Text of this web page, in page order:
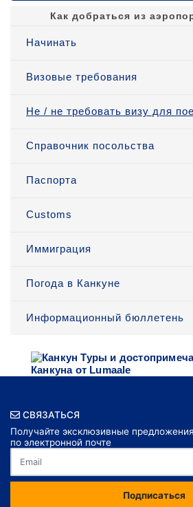
Как добраться из
Начинать
Визовые требования
Не / не требовать визу для
Справочник посольства
Паспорта
Customs
Иммиграция
Погода в Канкуне
Информационный бюллетень
СВЯЗАТЬСЯ
Получайте эксклюзивные
по электронной почте
Подписаться